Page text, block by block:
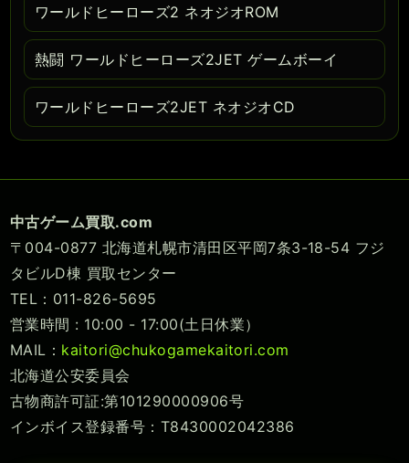
ワールドヒーローズ2 ネオジオROM
熱闘 ワールドヒーローズ2JET ゲームボーイ
ワールドヒーローズ2JET ネオジオCD
中古ゲーム買取.com
〒004-0877 北海道札幌市清田区平岡7条3-18-54 フジ
タビルD棟 買取センター
TEL：011-826-5695
営業時間 : 10:00 - 17:00(土日休業）
MAIL： kaitori@chukogamekaitori.com
北海道公安委員会
古物商許可証:第101290000906号
インボイス登録番号：T8430002042386